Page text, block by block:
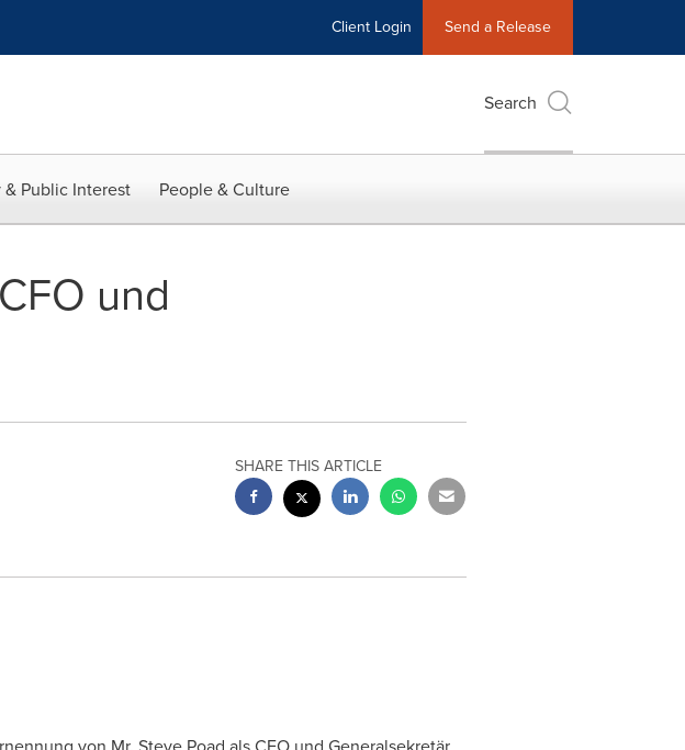
Client Login Send a Release
Search
& Public Interest People & Culture
und
SHARE THIS ARTICLE